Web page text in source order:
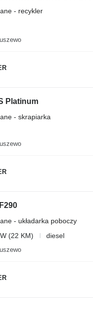
- recykler
Platinum
- skrapiarka
- układarka poboczy
(22 KM) diesel